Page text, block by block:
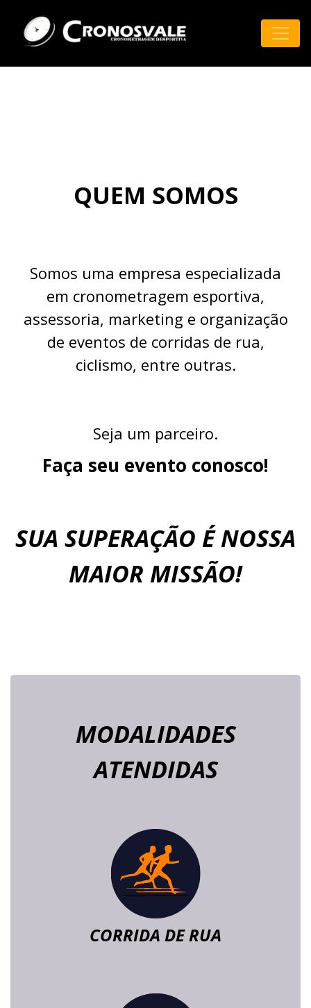
QUEM SOMOS
Somos uma empresa especializada
em cronometragem esportiva,
assessoria, marketing e organização
de eventos de corridas de rua,
ciclismo, entre outras.
Seja um parceiro.
Faça seu evento conosco!
SUA SUPERAÇÃO É NOSSA
MAIOR MISSÃO!
MODALIDADES
ATENDIDAS
CORRIDA DE RUA